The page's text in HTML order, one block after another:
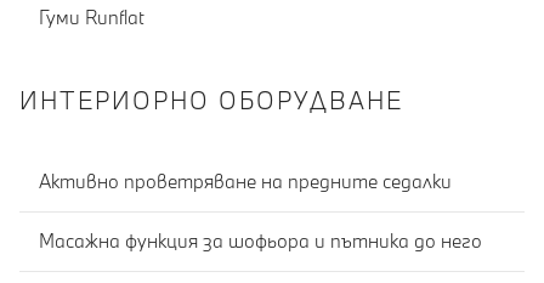
Гуми Runflat
ИНТЕРИОРНО ОБОРУДВАНЕ
Активно проветряване на предните седалки
Масажна функция за шофьора и пътника до него